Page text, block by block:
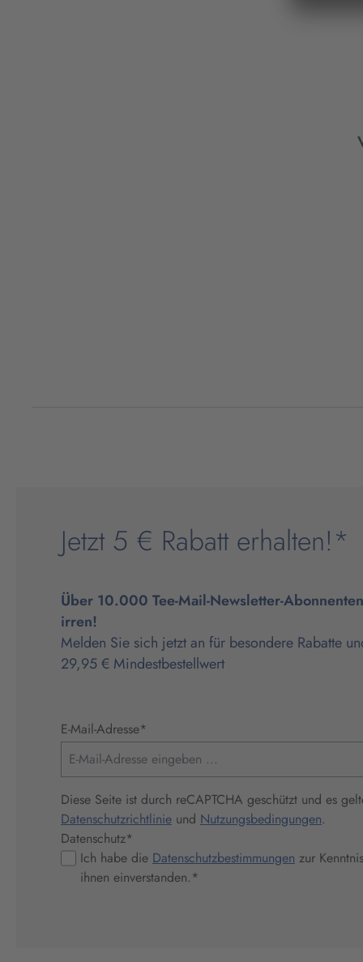
Jetzt 5 € Rabatt erhalten!*
Über 10.000 Tee-Mail-Newsletter-
irren!
Melden Sie sich jetzt an für besondere Rabatte
29,95 € Mindestbestellwert
E-Mail-Adresse*
Diese Seite ist durch reCAPTCHA geschützt und es
Datenschutzrichtlinie und Nutzungsbedingungen.
Datenschutz*
Ich habe die Datenschutzbestimmungen zur
ihnen einverstanden.*